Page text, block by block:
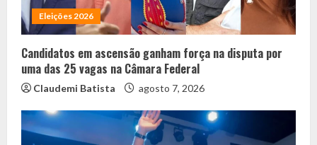
Eleições 2026
Candidatos em ascensão ganham força na disputa por
uma das 25 vagas na Câmara Federal
Claudemi Batista agosto 7, 2026